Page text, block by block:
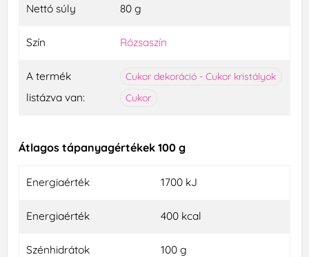
Nettó súly 80 g
Szín Rózsaszín
A termék
listázva van:
Cukor dekoráció - Cukor kristályok
Cukor
Átlagos tápanyagértékek 100 g
Energiaérték 1700 kJ
Energiaérték 400 kcal
Szénhidrátok 100 g